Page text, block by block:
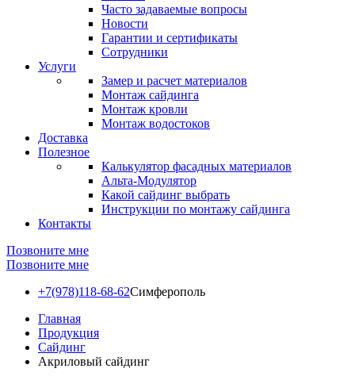
Часто задаваемые вопросы
Новости
Гарантии и сертификаты
Сотрудники
Услуги
Замер и расчет материалов
Монтаж сайдинга
Монтаж кровли
Монтаж водостоков
Доставка
Полезное
Калькулятор фасадных материалов
Альта-Модулятор
Какой сайдинг выбрать
Инструкции по монтажу сайдинга
Контакты
Позвоните мне
Позвоните мне
+7(978)118-68-62Симферополь
Главная
Продукция
Сайдинг
Акриловый сайдинг